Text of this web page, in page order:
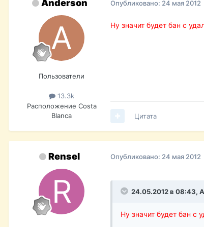
Anderson
Пользователи
13.3k
Расположение Costa
Blanca
Опубликовано: 24 мая 2012
Ну значит будет бан с
Цитата
Rensel Опубликовано: 24 мая 2012
24.05.2012 в 08:43,
Ну значит будет бан